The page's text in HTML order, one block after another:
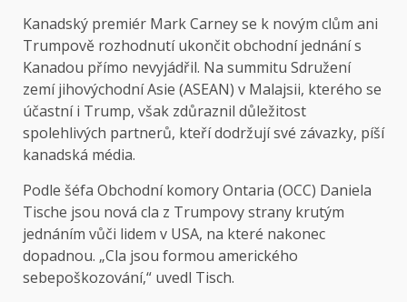
Kanadský premiér Mark Carney se k novým clům ani
Trumpově rozhodnutí ukončit obchodní jednání s
Kanadou přímo nevyjádřil. Na summitu Sdružení
zemí jihovýchodní Asie (ASEAN) v Malajsii, kterého se
účastní i Trump, však zdůraznil důležitost
spolehlivých partnerů, kteří dodržují své závazky, píší
kanadská média.
Podle šéfa Obchodní komory Ontaria (OCC) Daniela
Tische jsou nová cla z Trumpovy strany krutým
jednáním vůči lidem v USA, na které nakonec
dopadnou. „Cla jsou formou amerického
sebepoškozování,“ uvedl Tisch.